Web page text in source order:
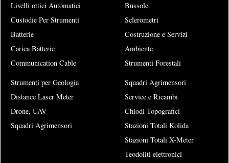
Livelli ottici Automatici
Custodie Per Strumenti
Batterie
Carica Batterie
Communication Cable
Bussole
Sclerometri
Costruzione e Servizi
Ambiente
Strumenti Forestali
Strumenti per Geologia
Distance Laser Meter
Drone, UAV
Squadri Agrimensori
Squadri Agrimensori
Service e Ricambi
Chiodi Topografici
Stazioni Totali Kolida
Stazioni Totali X-Meter
Teodoliti elettronici